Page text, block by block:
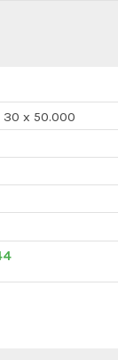
30 x 50.000